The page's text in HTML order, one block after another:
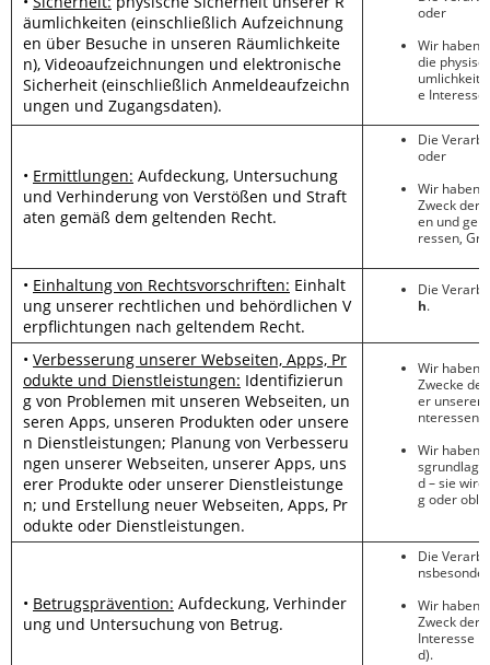
äumlichkeiten (einschließlich Aufzeichnung
en über Besuche in unseren Räumlichkeite
n), Videoaufzeichnungen und elektronische
Sicherheit (einschließlich Anmeldeaufzeichn
ungen und Zugangsdaten).
oder
Wir haben
die
e
• Ermittlungen: Aufdeckung, Untersuchung
und Verhinderung von Verstößen und Straft
aten gemäß dem geltenden Recht.
Die
oder
Wir haben
Zweck der
en und
ressen,
• Einhaltung von Rechtsvorschriften: Einhalt
ung unserer rechtlichen und behördlichen V
erpflichtungen nach geltendem Recht.
Die
h.
• Verbesserung unserer Webseiten, Apps, Pr
odukte und Dienstleistungen: Identifizierun
g von Problemen mit unseren Webseiten, un
seren Apps, unseren Produkten oder unsere
n Dienstleistungen; Planung von Verbesseru
ngen unserer Webseiten, unserer Apps, uns
erer Produkte oder unserer Dienstleistunge
n; und Erstellung neuer Webseiten, Apps, Pr
odukte oder Dienstleistungen.
Wir haben
Zwecke
er unserer
nteressen,
Wir haben
d – sie
g oder
• Betrugsprävention: Aufdeckung, Verhinder
ung und Untersuchung von Betrug.
Die
Wir haben
Zweck der
Interesse
d).